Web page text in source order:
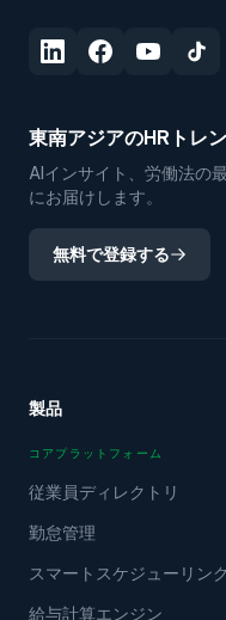
東南アジアのHRトレ
AIインサイト、労働法の
にお届けします。
無料で登録する
製品
コアプラットフォーム
従業員ディレクトリ
勤怠管理
スマートスケジューリン
給与計算エンジン